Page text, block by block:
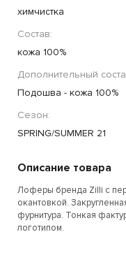
химчистка
Состав:
кожа 100%
Дополнительный
Подошва - кожа 100%
Сезон:
SPRING/SUMMER 21
Описание товара
Лоферы бренда Zilli с
окантовкой.
фурнитура. Тонкая
логотипом.